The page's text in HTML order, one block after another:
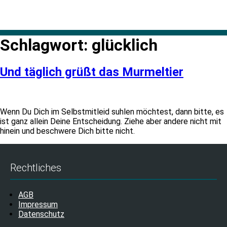
Schlagwort: glücklich
Und täglich grüßt das Murmeltier
Wenn Du Dich im Selbstmitleid suhlen möchtest, dann bitte, es
ist ganz allein Deine Entscheidung. Ziehe aber andere nicht mit
hinein und beschwere Dich bitte nicht.
Rechtliches
AGB
Impressum
Datenschutz